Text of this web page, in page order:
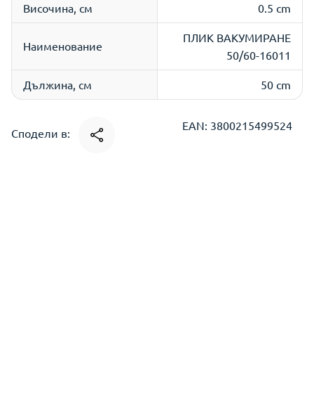
Височина, см 0.5 cm
Наименование
ПЛИК ВАКУМИРАНЕ
50/60-16011
Дължина, см 50 cm
Сподели в:
EAN: 3800215499524